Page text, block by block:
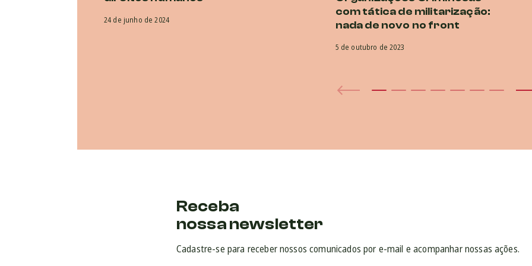
24 de junho de 2024
com tática de militarização:
nada de novo no front
5 de outubro de 2023
Receba
nossa newsletter
Cadastre-se para receber nossos comunicados por e-mail e acompanhar nossas ações.